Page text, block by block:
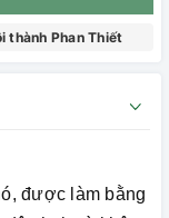
thành Phan Thiết
được làm bằng